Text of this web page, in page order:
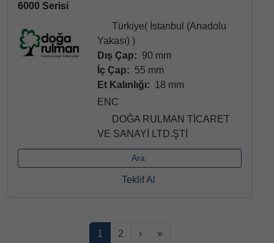
6000 Serisi
Türkiye( İstanbul (Anadolu
Yakası) )
Dış Çap: 90 mm
İç Çap: 55 mm
Et Kalınlığı: 18 mm
ENC
DOĞA RULMAN TİCARET
VE SANAYİ LTD.ŞTİ
Ara
Teklif Al
1 2 › »